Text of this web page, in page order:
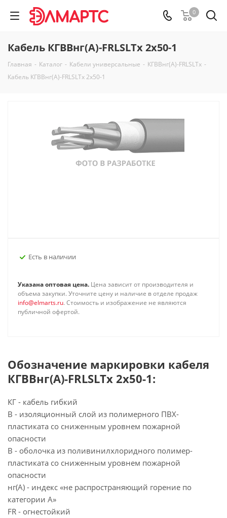
0
Кабель КГВВнг(А)-FRLSLTx 2х50-1
Главная - Каталог - Кабели универсальные - КГВВнг(А)-FRLSLTx -
Кабель КГВВнг(А)-FRLSLTx 2х50-1
Есть в наличии
Указана оптовая цена. Цена зависит от производителя и
объема закупки. Уточните цену и наличие в отделе продаж
info@elmarts.ru. Стоимость и изображение не являются
публичной офертой.
Обозначение маркировки кабеля
КГВВнг(А)-FRLSLTx 2х50-1:
КГ - кабель гибкий
В - изоляционный слой из полимерного ПВХ-
пластиката со сниженным уровнем пожарной
опасности
В - оболочка из поливинилхлоридного полимер-
пластиката со сниженным уровнем пожарной
опасности
нг(А) - индекс «не распространяющий горение по
категории А»
FR - огнестойкий